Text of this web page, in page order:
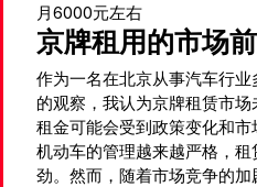
月6000元左右
京牌租用的市场
作为一名在北京从事汽车行
的观察，我认为京牌租赁市
租金可能会受到政策变化和
机动车的管理越来越严格，
劲。然而，随着市场竞争的